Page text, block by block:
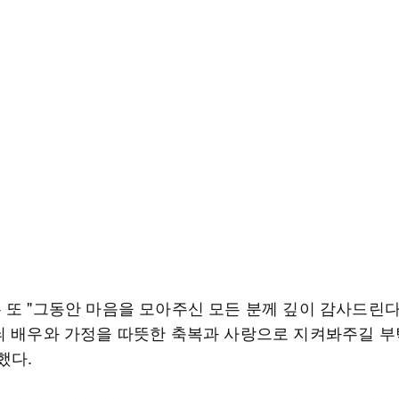
또 "그동안 마음을 모아주신 모든 분께 깊이 감사드린
배우와 가정을 따뜻한 축복과 사랑으로 지켜봐주길
다.